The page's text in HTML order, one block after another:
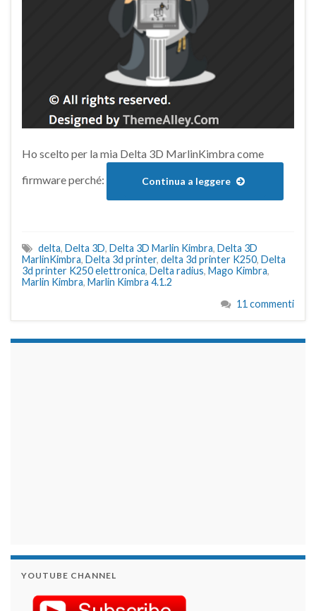
Ho scelto per la mia Delta 3D MarlinKimbra come
firmware perché:
Continua a leggere
delta, Delta 3D, Delta 3D Marlin Kimbra, Delta 3D
MarlinKimbra, Delta 3d printer, delta 3d printer K250, Delta
3d printer K250 elettronica, Delta radius, Mago Kimbra,
Marlin Kimbra, Marlin Kimbra 4.1.2
11 commenti
YOUTUBE CHANNEL